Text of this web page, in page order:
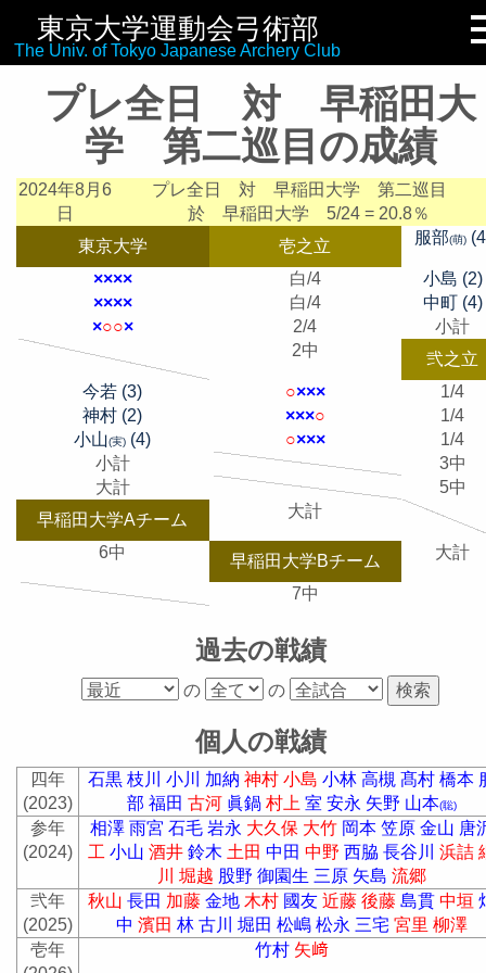
東京大学運動会弓術部
The Univ. of Tokyo Japanese Archery Club
リンク集
プレ全日 対 早稲田大
学 第二巡目の成績
2024年8月6
日
プレ全日 対 早稲田大学 第二巡目
於 早稲田大学
5/24 = 20.8％
東京大学
壱之立 服部(萌)
×××× 白/4
小島 (2)
×××× 白/4
中町 (4)
×○○× 2/4
小計
2中
弐之立
今若 (3)
○×××
1/4
神村 (2)
×××○
1/4
小山(実) (4) ○×××
1/4
小計
3中
大計
5中
早稲田大学Aチーム
大計
6中 早稲田大学Bチーム 大計
7中
過去の戦績
の の
個人の戦績
四年
(2023)
石黒 枝川 小川 加納 神村 小島 小林 高槻 髙村 橋本
部 福田 古河 眞鍋 村上 室 安永 矢野 山本(聡)
参年
(2024)
相澤 雨宮 石毛 岩永 大久保 大竹 岡本 笠原 金山 唐
工 小山 酒井 鈴木 土田 中田 中野 西脇 長谷川 浜詰
川 堀越 股野 御園生 三原 矢島 流郷
弐年
(2025)
秋山 長田 加藤 金地 木村 國友 近藤 後藤 島貫 中垣
中 濱田 林 古川 堀田 松嶋 松永 三宅 宮里 柳澤
壱年
竹村 矢﨑